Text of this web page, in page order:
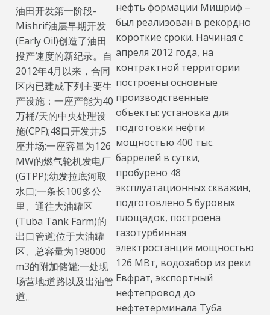
油田开发第一阶段-
Mishrif油层早期开发
(Early Oil)创造了油田
投产速度的新纪录。自
2012年4月以来，合同
区内已建成下列主要生
产设施：一座产能为40
万桶/天的中央处理设
施(CPF);48口开发井;5
座井场;一座容量为126
MW的燃气轮机发电厂
(GTPP);幼发拉底河取
水口;一条长100多公
里、通往大油罐区
(Tuba Tank Farm)的
出口管道;位于大油罐
区、总容量为198000
m3的附加储罐;一处现
场营地;道路以及出油管
道。
нефть формации Мишриф –
был реализован в рекордно
короткие сроки. Начиная с
апреля 2012 года, на
контрактной территории
построены основные
производственные
объекты: установка для
подготовки нефти
мощностью 400 тыс.
баррелей в сутки,
пробурено 48
эксплуатационных скважин,
подготовлено 5 буровых
площадок, построена
газотурбинная
электростанция мощностью
126 МВт, водозабор из реки
Евфрат, экспортный
нефтепровод до
нефтетерминала Туба